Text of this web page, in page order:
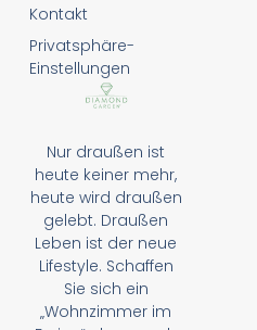
Nur draußen ist
heute keiner mehr,
heute wird draußen
gelebt. Draußen
Leben ist der neue
Lifestyle. Schaffen
Sie sich ein
„Wohnzimmer im
Kontakt
Privatsphäre-
Einstellungen